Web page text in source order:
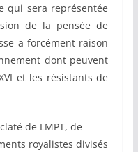
qui sera représentée
de la pensée de
a forcément raison
dont peuvent
et les résistants de
de LMPT, de
royalistes divisés